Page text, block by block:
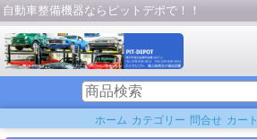
自動車整備機器ならピットデポで！！
ホーム カテゴリー 問合せ カート